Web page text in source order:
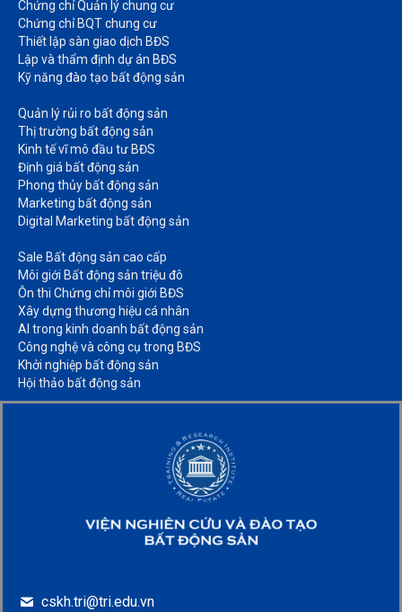
Chứng chỉ Quản lý chung cư​
Chứng chỉ BQT chung cư​
Thiết lập sàn giao dịch BĐS​
Lập và thẩm định dự án BĐS​
Kỹ năng đào tạo bất động sản​
Quản lý rủi ro bất động sản​
Thị trường bất động sản​
Kinh tế vĩ mô đầu tư BĐS​
Định giá bất động sản​
Phong thủy bất động sản​
Marketing bất động sản​
Digital Marketing bất động sản​
Sale Bất động sản cao cấp​
Môi giới Bất động sản triệu đô​
Ôn thi Chứng chỉ môi giới BĐS​
Xây dựng thương hiệu cá nhân​
AI trong kinh doanh bất động sản​
Công nghệ và công cụ trong BĐS​
Khởi nghiệp bất động sản​
Hội thảo bất động sản​
cskh.tri@tri.edu.vn